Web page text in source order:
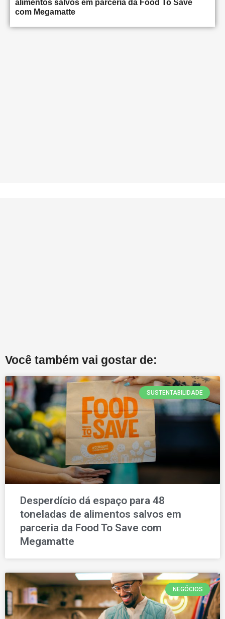
alimentos salvos em parceria da Food To Save
com Megamatte
Você também vai gostar de:
SUSTENTABILIDADE
Desperdício dá espaço para 48
toneladas de alimentos salvos em
parceria da Food To Save com
Megamatte
NEGÓCIOS